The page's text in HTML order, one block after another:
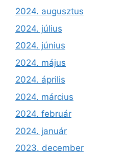
2024. augusztus
2024. július
2024. június
2024. május
2024. április
2024. március
2024. február
2024. január
2023. december